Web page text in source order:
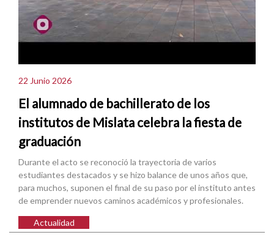
22 Junio 2026
El alumnado de bachillerato de los
institutos de Mislata celebra la fiesta de
graduación
Durante el acto se reconoció la trayectoria de varios
estudiantes destacados y se hizo balance de unos años que,
para muchos, suponen el final de su paso por el instituto antes
de emprender nuevos caminos académicos y profesionales.
Actualidad